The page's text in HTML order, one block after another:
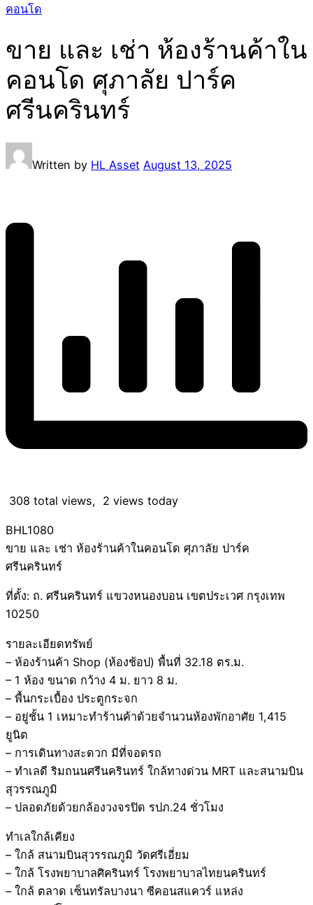
คอนโด
ขาย และ เช่า ห้องร้านค้าใน
คอนโด ศุภาลัย ปาร์ค
ศรีนครินทร์
Written by HL Asset August 13, 2025
308 total views, 2 views today
BHL1080
ขาย และ เช่า ห้องร้านค้าในคอนโด ศุภาลัย ปาร์ค
ศรีนครินทร์
ที่ตั้ง: ถ. ศรีนครินทร์ แขวงหนองบอน เขตประเวศ กรุงเทพ
10250
รายละเอียดทรัพย์
– ห้องร้านค้า Shop (ห้องช้อป) พื้นที่ 32.18 ตร.ม.
– 1 ห้อง ขนาด กว้าง 4 ม. ยาว 8 ม.
– พื้นกระเบื้อง ประตูกระจก
– อยู่ชั้น 1 เหมาะทำร้านค้าด้วยจำนวนห้องพักอาศัย 1,415
ยูนิต
– การเดินทางสะดวก มีที่จอดรถ
– ทำเลดี ริมถนนศรีนครินทร์ ใกล้ทางด่วน MRT และสนามบิน
สุวรรณภูมิ
– ปลอดภัยด้วยกล้องวงจรปิด รปภ.24 ชั่วโมง
ทำเลใกล้เคียง
– ใกล้ สนามบินสุวรรณภูมิ วัดศรีเอี่ยม
– ใกล้ โรงพยาบาลศิครินทร์ โรงพยาบาลไทยนครินทร์
– ใกล้ ตลาด เซ็นทรัลบางนา ซีคอนสแควร์ แหล่ง